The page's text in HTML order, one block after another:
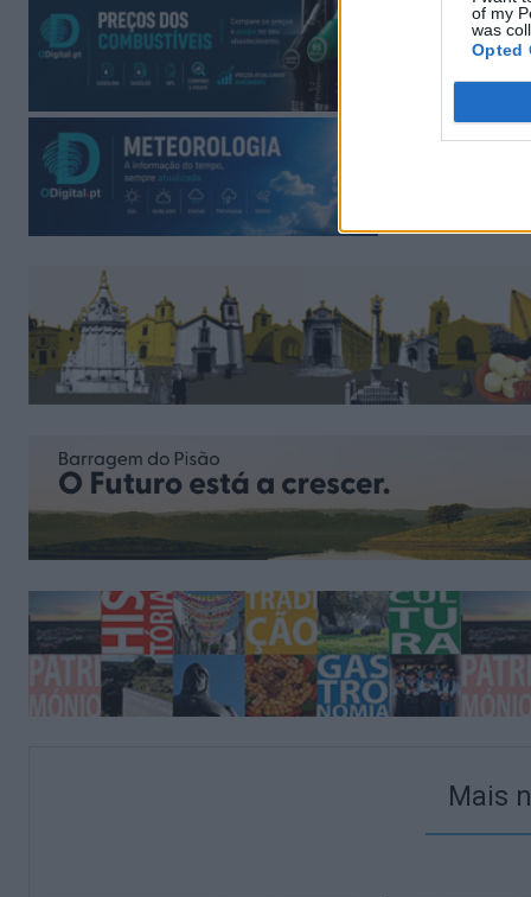
of my
was
Opted
Mais